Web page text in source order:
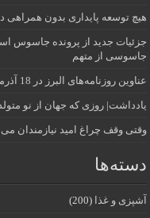
هیچ توسعه پایداری بدون
جزئیات جدید از پرونده جاسوس
جاسوسی از متهم
عناوین روزنامه‌های البرز در ‌18 آذرماه/صدرنشینی در ارائه خدمات زایمان بی‌درد
یادداشت| روزی که جهان از نو
وقتی وقف چراغ امید نیازمندان
دسته‌ها
آشپزی و غذا (200)